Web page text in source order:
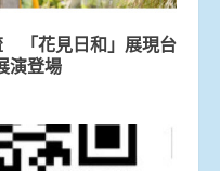
「花見日和」展現台
演登場